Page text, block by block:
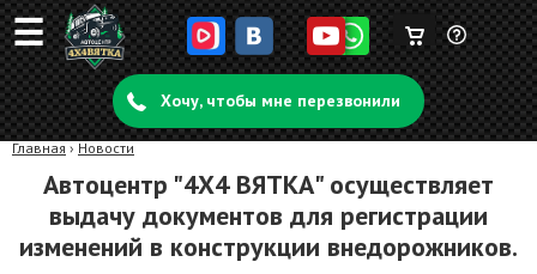
☰ Задать
вопрос
Корзина
пуста
Хочу, чтобы мне перезвонили
Главная › Новости
Автоцентр "4Х4 ВЯТКА" осуществляет
выдачу документов для регистрации
изменений в конструкции внедорожников.